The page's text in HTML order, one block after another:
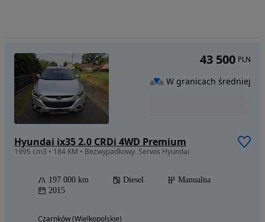
Hyundai ix35 2.0 CRDi 4WD Premium
1995 cm3 • 184 KM • Bezwypadkowy. Serwis Hyundai
197 000 km Diesel
Manualna
2015
Czarnków (Wielkopolskie)
43 500 PLN
W granicach średniej